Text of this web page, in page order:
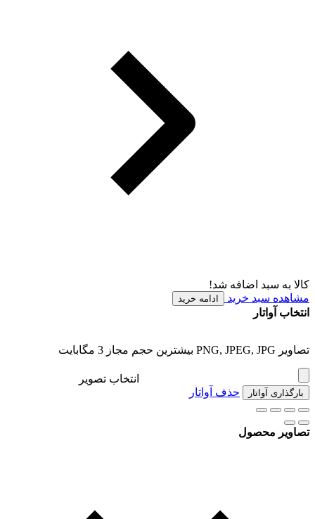
کالا به سبد اضافه شد!
مشاهده سبد خرید
ادامه خرید
انتخاب آواتار
تصاویر PNG, JPEG, JPG بیشترین حجم مجاز 3 مگابایت
انتخاب تصویر
بارگذاری آواتار حذف آواتار
تصاویر محصول